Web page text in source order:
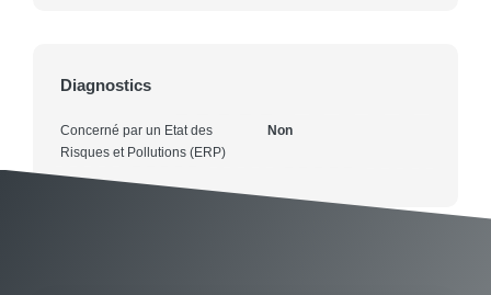
Diagnostics
Concerné par un Etat des
Risques et Pollutions (ERP)
Non